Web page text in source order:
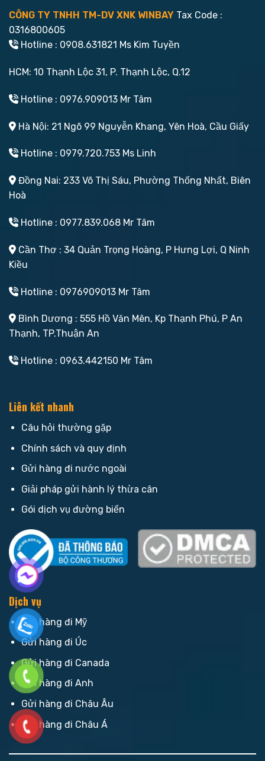
CÔNG TY TNHH TM-DV XNK WINBAY Tax Code :
0316800605
Hotline : 0908.631821 Ms Kim Tuyền
HCM: 10 Thạnh Lộc 31, P. Thạnh Lộc, Q.12
Hotline : 0976.909013 Mr Tâm
Hà Nội: 21 Ngõ 99 Nguyễn Khang, Yên Hoà, Cầu Giấy
Hotline : 0979.720.753 Ms Linh
Đồng Nai: 233 Võ Thị Sáu, Phường Thống Nhất, Biên
Hoà
Hotline : 0977.839.068 Mr Tâm
Cần Thơ : 34 Quản Trọng Hoàng, P Hưng Lợi, Q Ninh
Kiều
Hotline : 0976909013 Mr Tâm
Bình Dương : 555 Hồ Văn Mên, Kp Thạnh Phú, P An
Thạnh, TP.Thuận An
Hotline : 0963.442150 Mr Tâm
Liên kết nhanh
Câu hỏi thường gặp
Chính sách và quy định
Gửi hàng đi nước ngoài
Giải pháp gửi hành lý thừa cân
Gói dịch vụ đường biển
Dịch vụ
Gửi hàng đi Mỹ
Gửi hàng đi Úc
Gửi hàng đi Canada
Gửi hàng đi Anh
Gửi hàng đi Châu Âu
Gửi hàng đi Châu Á